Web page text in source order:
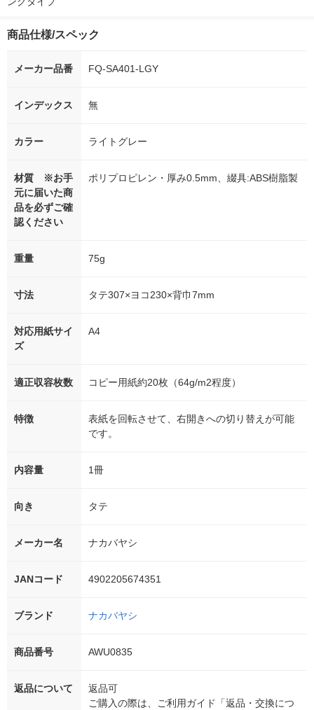
商品仕様/スペック
メーカー品番 FQ-SA401-LGY
インデックス 無
カラー ライトグレー
材質 ※お手
元に届いた商
品を必ずご確
認ください
ポリプロピレン・厚み0.5mm、綴具:ABS樹脂製
重量 75g
寸法 タテ307×ヨコ230×背巾7mm
対応用紙サイ
ズ
A4
適正収容枚数 コピー用紙約20枚（64g/m2程度）
特徴
表紙を回転させて、右開きへの切り替えが可能
です。
内容量 1冊
向き タテ
メーカー名 ナカバヤシ
JANコード 4902205674351
ブランド ナカバヤシ
商品番号 AWU0835
返品について
返品可
ご購入の際は、ご利用ガイド「返品・交換につ